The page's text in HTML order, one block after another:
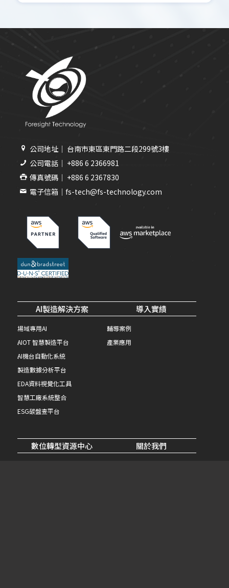
公司地址｜ 台南市東區東門路二段299號3樓
公司電話｜ +886 6 2366981
傳真號碼｜ +886 6 2367830
電子信箱｜fs-tech@fs-technology.com
AI製造解決方案
場域專用AI
AIOT 智慧製造平台
AI機台自動化系統
製造數據分析平台
EDA資料視覺化工具
智慧工廠系統整合
ESG碳盤查平台
導入實績
輔導案例
產業應用
數位轉型資源中心 關於我們